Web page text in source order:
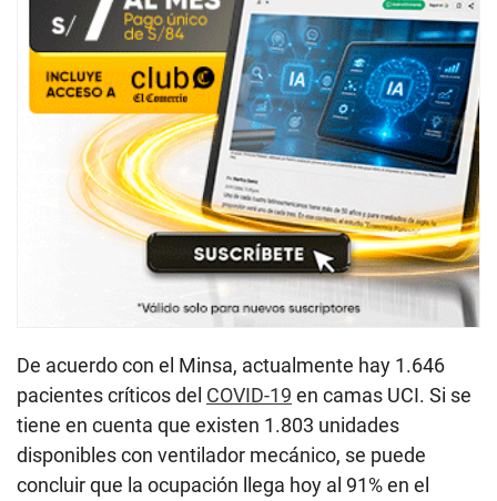
De acuerdo con el Minsa, actualmente hay 1.646
pacientes críticos del COVID-19 en camas UCI. Si se
tiene en cuenta que existen 1.803 unidades
disponibles con ventilador mecánico, se puede
concluir que la ocupación llega hoy al 91% en el